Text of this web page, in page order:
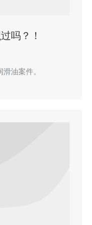
吗？！
油案件。